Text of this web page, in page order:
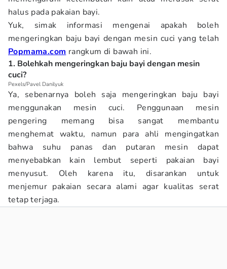
halus pada pakaian bayi.
Yuk, simak informasi mengenai apakah boleh
mengeringkan baju bayi dengan mesin cuci yang telah
Popmama.com rangkum di bawah ini.
1. Bolehkah mengeringkan baju bayi dengan mesin
cuci?
Pexels/Pavel Danilyuk
Ya, sebenarnya boleh saja mengeringkan baju bayi
menggunakan mesin cuci. Penggunaan mesin
pengering memang bisa sangat membantu
menghemat waktu, namun para ahli mengingatkan
bahwa suhu panas dan putaran mesin dapat
menyebabkan kain lembut seperti pakaian bayi
menyusut. Oleh karena itu, disarankan untuk
menjemur pakaian secara alami agar kualitas serat
tetap terjaga.